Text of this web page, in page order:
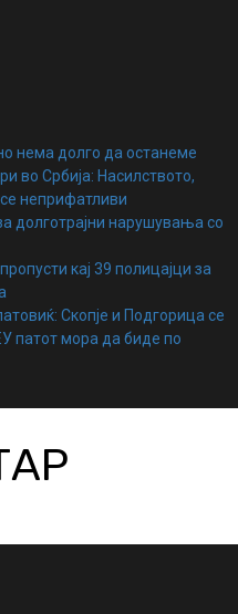
нема долго да останеме
во Србија: Насилството,
неприфатливи
долготрајни нарушувања со
кај 39 полицајци за
Скопје и Подгорица се
патот мора да биде по